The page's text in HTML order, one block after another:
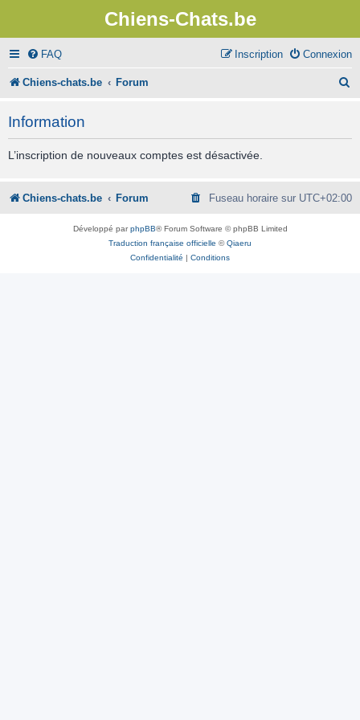
Chiens-Chats.be
FAQ Connexion
Inscription
Chiens-chats.be Forum
r
Information
L’inscription de nouveaux comptes est désactivée.
Chiens-chats.be Forum Fuseau horaire sur UTC+02:00
Développé parphpBB® Forum Software © phpBB Limited
Traduction française officielle ©Qiaeru
Confidentialité | Conditions